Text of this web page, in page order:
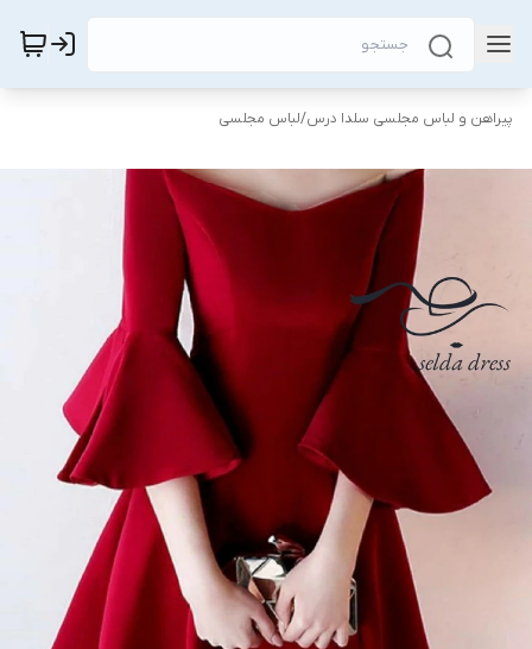
پیراهن و لباس مجلسی سلدا درس/لباس مجلسی